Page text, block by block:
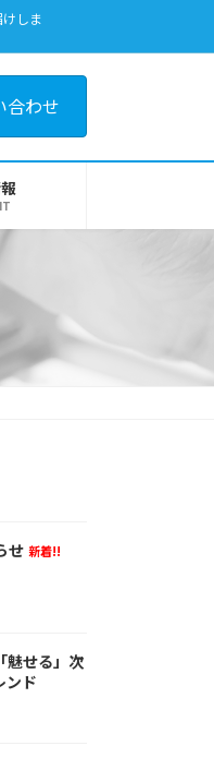
しま
合わせ
せ 新着!!
魅せる」次
ンド